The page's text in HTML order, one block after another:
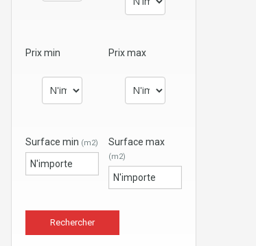
Prix min Prix max
Surface min (m2) Surface max
(m2)